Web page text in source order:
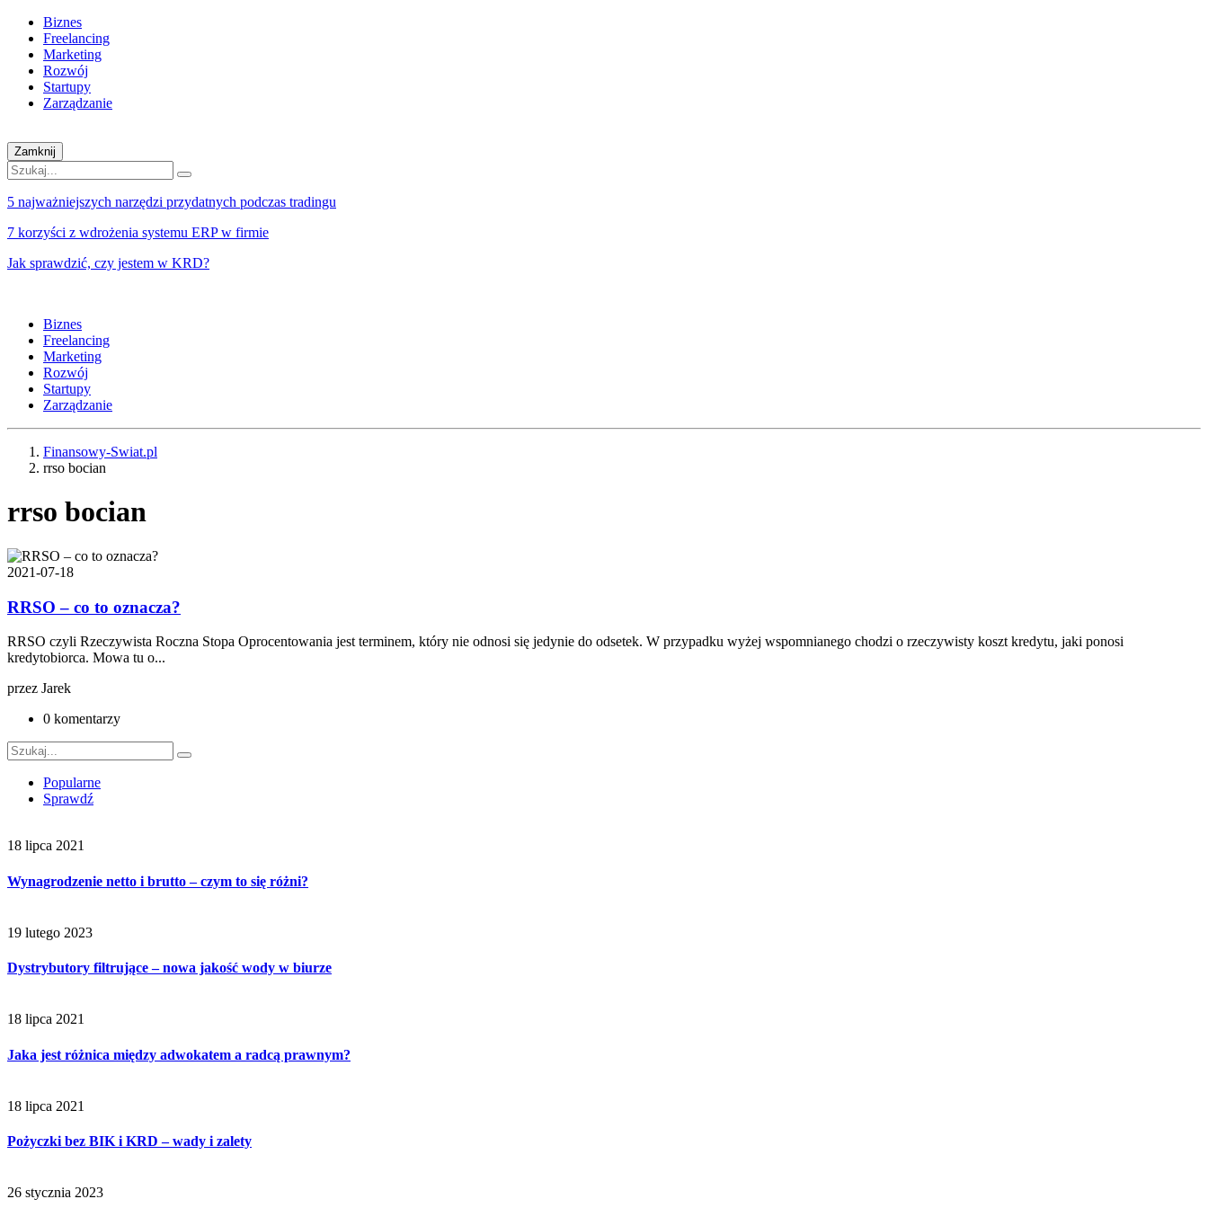
Biznes
Freelancing
Marketing
Rozwój
Startupy
Zarządzanie
Zamknij
5 najważniejszych narzędzi przydatnych podczas tradingu
7 korzyści z wdrożenia systemu ERP w firmie
Jak sprawdzić, czy jestem w KRD?
Biznes
Freelancing
Marketing
Rozwój
Startupy
Zarządzanie
Finansowy-Swiat.pl
rrso bocian
rrso bocian
2021-07-18
RRSO – co to oznacza?
RRSO czyli Rzeczywista Roczna Stopa Oprocentowania jest terminem, który nie odnosi się jedynie do odsetek. W przypadku wyżej wspomnianego chodzi o rzeczywisty koszt kredytu, jaki ponosi
kredytobiorca. Mowa tu o...
przez Jarek
0 komentarzy
Popularne
Sprawdź
18 lipca 2021
Wynagrodzenie netto i brutto – czym to się różni?
19 lutego 2023
Dystrybutory filtrujące – nowa jakość wody w biurze
18 lipca 2021
Jaka jest różnica między adwokatem a radcą prawnym?
18 lipca 2021
Pożyczki bez BIK i KRD – wady i zalety
26 stycznia 2023